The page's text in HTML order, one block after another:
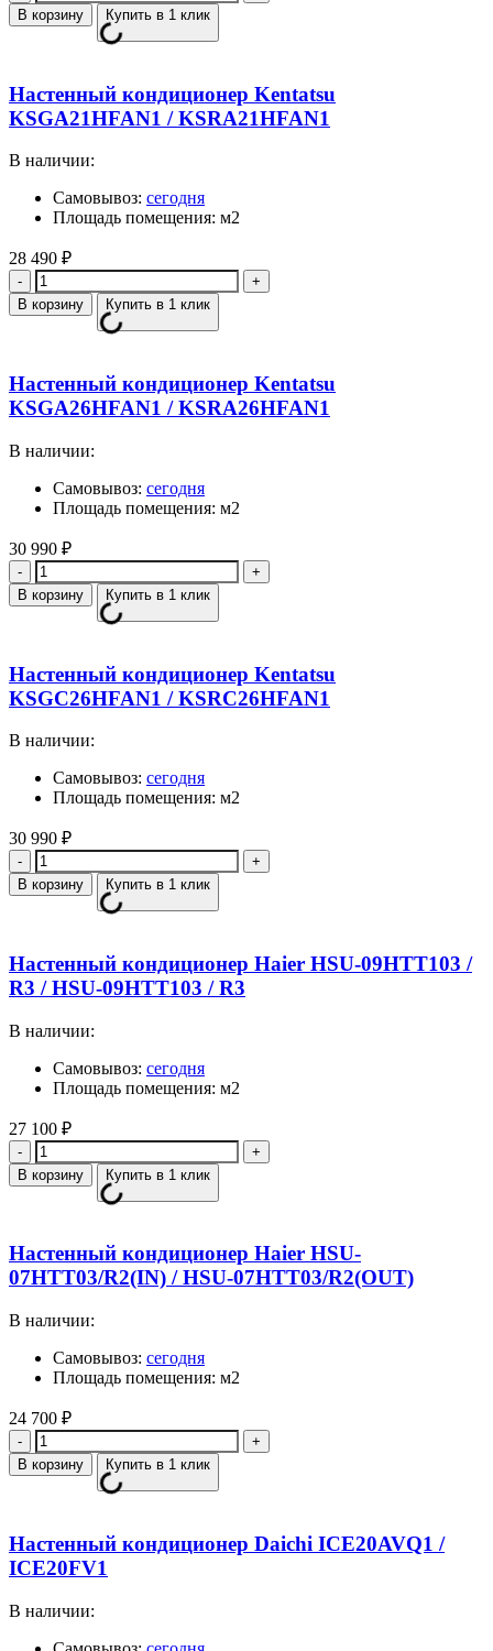
В корзину Купить в 1 клик
Настенный кондиционер Kentatsu
KSGA21HFAN1 / KSRA21HFAN1
В наличии:
Самовывоз: сегодня
Площадь помещения: м2
28 490 ₽
Количество
В корзину Купить в 1 клик
Настенный кондиционер Kentatsu
KSGA26HFAN1 / KSRA26HFAN1
В наличии:
Самовывоз: сегодня
Площадь помещения: м2
30 990 ₽
Количество
В корзину Купить в 1 клик
Настенный кондиционер Kentatsu
KSGC26HFAN1 / KSRC26HFAN1
В наличии:
Самовывоз: сегодня
Площадь помещения: м2
30 990 ₽
Количество
В корзину Купить в 1 клик
Настенный кондиционер Haier HSU-09HTT103 /
R3 / HSU-09HTT103 / R3
В наличии:
Самовывоз: сегодня
Площадь помещения: м2
27 100 ₽
Количество
В корзину Купить в 1 клик
Настенный кондиционер Haier HSU-
07HTT03/R2(IN) / HSU-07HTT03/R2(OUT)
В наличии:
Самовывоз: сегодня
Площадь помещения: м2
24 700 ₽
Количество
В корзину Купить в 1 клик
Настенный кондиционер Daichi ICE20AVQ1 /
ICE20FV1
В наличии: